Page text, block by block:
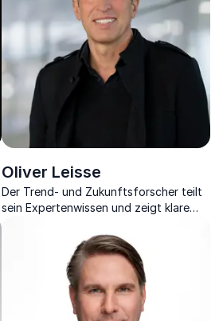
Oliver Leisse
Der Trend- und Zukunftsforscher teilt
sein Expertenwissen und zeigt klare
Zukunftsvisionen in seinen lebendigen